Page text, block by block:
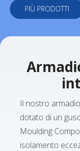
PIÙ PRODOTTI
Il nostro
dotato di un
Moulding
isolamento